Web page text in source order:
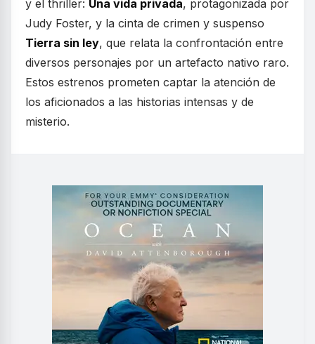
y el thriller: Una vida privada, protagonizada por
Judy Foster, y la cinta de crimen y suspenso
Tierra sin ley, que relata la confrontación entre
diversos personajes por un artefacto nativo raro.
Estos estrenos prometen captar la atención de
los aficionados a las historias intensas y de
misterio.